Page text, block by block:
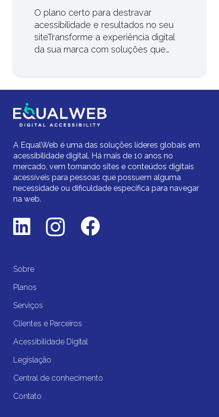
O plano certo para destravar
acessibilidade e resultados no seu
siteTransforme a experiência digital
da sua marca com soluções que…
A EqualWeb é uma das soluções líderes globais em
acessibilidade digital. Há mais de 10 anos no
mercado, vem tornando sites e conteúdos digitais
acessíveis para pessoas que possuem alguma
necessidade ou dificuldade específica para navegar
na web.
Sobre
Planos
Serviços
Clientes e Parceiros
Acessibilidade Digital
Legislação
Central de conhecimento
Contato